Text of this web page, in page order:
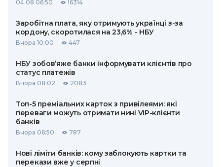
04.08 06:50 16314
Заробітна плата, яку отримують українці з-за
кордону, скоротилася на 23,6% - НБУ
Вчора 10:00 447
НБУ зобов’яже банки інформувати клієнтів про
статус платежів
Вчора 08:02 2083
Топ-5 преміальних карток з привілеями: які
переваги можуть отримати нині VIP-клієнти
банків
Вчора 06:50 787
Нові ліміти банків: кому заблокують картки та
перекази вже у серпні